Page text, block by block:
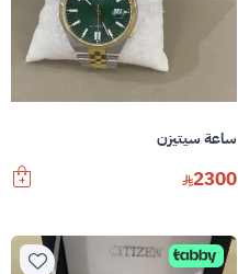
ساعة سيتيزن
2300